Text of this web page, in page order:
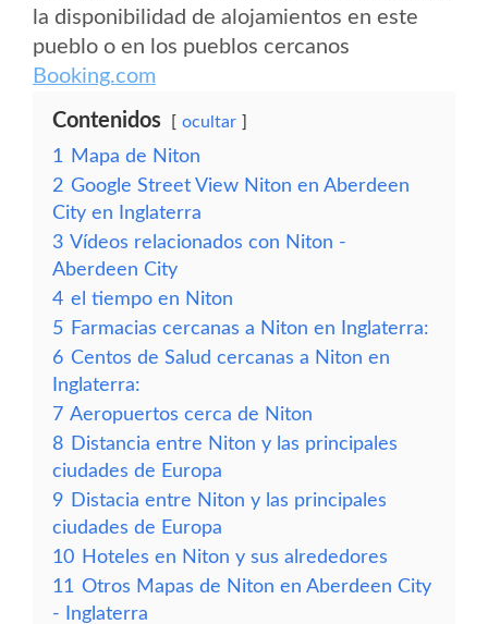
la disponibilidad de alojamientos en este
pueblo o en los pueblos cercanos
Booking.com
Contenidos ocultar
1
Mapa de Niton
2 Google Street View Niton en Aberdeen
City en Inglaterra
3 Vídeos relacionados con Niton -
Aberdeen City
4 el tiempo en Niton
5 Farmacias cercanas a Niton en Inglaterra:
6 Centos de Salud cercanas a Niton en
Inglaterra:
7 Aeropuertos cerca de Niton
8 Distancia entre Niton y las principales
ciudades de Europa
9 Distacia entre Niton y las principales
ciudades de Europa
10 Hoteles en Niton y sus alrededores
11 Otros Mapas de Niton en Aberdeen City
- Inglaterra